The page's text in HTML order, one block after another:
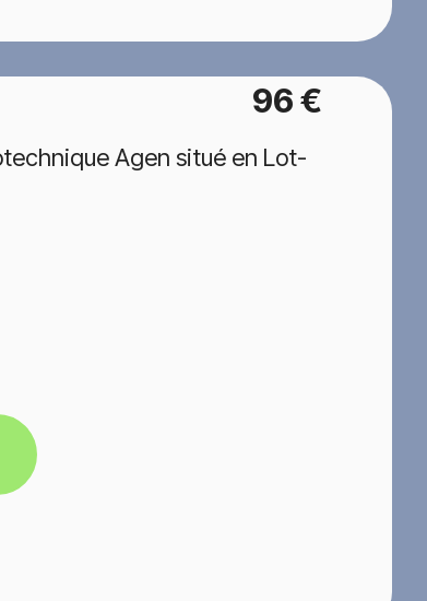
96 €
Agen situé en Lot-